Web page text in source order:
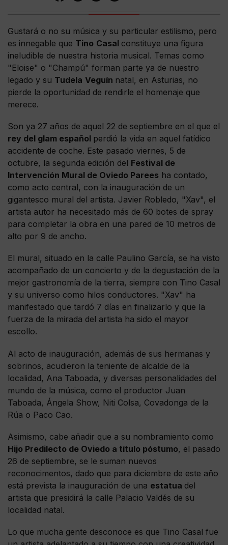
Gustará o no su música y su particular estilismo, pero
es innegable que Tino Casal constituye una figura
ineludible de nuestra historia musical. Temas como
"Eloise" o "Champú" forman parte ya de nuestro
legado y su Tudela Veguín natal, en Asturias, no
pierde la oportunidad de rendirle el homenaje que
merece.
Son ya 27 años de aquel 22 de septiembre en el que el
rey del glam español perdió la vida en aquel fatídico
accidente de coche. Este pasado viernes, 5 de
octubre, la segunda edición del Festival de
Intervención Mural de Oviedo Parees ha contado,
como acto central, con la inauguración de un
gigantesco mural del artista. Javier Robledo, "Xav", el
artista autor ha necesitado más de 60 botes de spray
para completar la obra en una pared de 10 metros de
alto por 9 de ancho.
El mural, situado en la calle Paulino García, se ha visto
acompañado de un concierto y de la degustación de la
mejor gastronomía de la tierra, siempre con Tino Casal
y su universo como hilos conductores. "Xav" ha
manifestado que tardó 7 días en finalizarlo y que la
fuerza de la mirada del artista ha sido el mayor
escollo.
Al acto de inauguración, además de sus hermanas y
sobrinos, acudieron la teniente de alcalde de la
localidad, Ana Taboada, y diversas personalidades del
mundo de la música, como el productor Juan
Taboada, Ángela Show, Niti Colsa, Covadonga de la
Rúa o Paco Cao.
Asimismo, cabe añadir que a su nombramiento como
Hijo Predilecto de Oviedo a título póstumo, el pasado
26 de septiembre, se le suman nuevos
reconocimentos, dado que para diciembre de este año
está prevista la inauguración de una estatua del
artista que presidirá la calle Palacio Valdés de su
localidad natal.
Lo que mucha gente desconoce es que Tino Casal fue